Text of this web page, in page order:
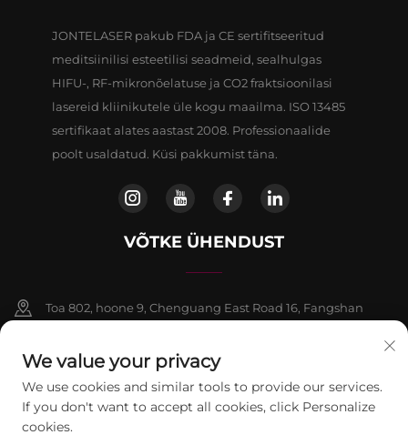
JONTELASER pakub FDA ja CE sertifitseeritud
meditsiinilisi esteetilisi seadmeid, sealhulgas
HIFU-, RF-mikronõelatuse ja CO2 fraktsioonilasi
lasereid kliinikutele üle kogu maailma. ISO 13485
sertifikaat alates aastast 2008. Professionaalide
poolt usaldatud. Küsi pakkumist täna.
VÕTKE ÜHENDUST
Toa 802, hoone 9, Chenguang East Road 16, Fangshan
+86-13911459627
[email protected]
We value your privacy
We use cookies and similar tools to provide our services.
If you don't want to accept all cookies, click Personalize
cookies.